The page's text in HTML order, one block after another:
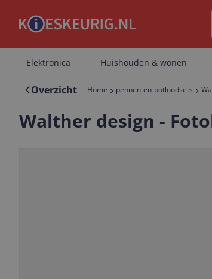
Elektronica Huishouden & wonen
Overzicht Home pennen-en-potloodsets
Walther design -